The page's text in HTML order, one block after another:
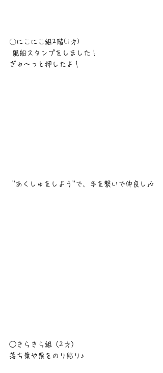
〇にこにこ組2階(1才)
風船スタンプをしました！
ぎゅ〜っと押したよ！
''あくしゅをしよう''で、手を繋いで仲良し🎶
◯きらきら組（2才）
落ち葉や栗をのり貼り♪